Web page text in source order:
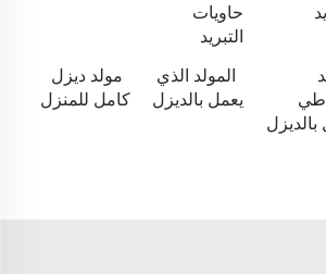
حاويات
التبريد
بالديزل
المولد الذي
يعمل بالديزل
مولد ديزل
كامل للمنزل